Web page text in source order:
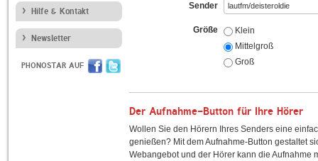
Hilfe & Kontakt
Newsletter
PHONOSTAR AUF
Sender
Größe
Klein
Mittelgroß
Groß
Der Aufnahme-Button für Ihre Hörer
Wollen Sie den Hörern Ihres Senders eine
genießen? Mit dem Aufnahme-Button gestaltet
Webangebot und der Hörer kann die Aufnahme